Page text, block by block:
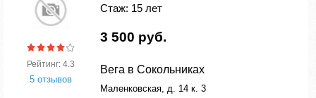
Рейтинг: 4.3
5 отзывов
Стаж: 15 лет
3 500 руб.
Вега в Сокольниках
Маленковская, д. 14 к. 3